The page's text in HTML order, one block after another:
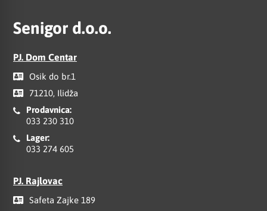
Senigor d.o.o.
PJ. Dom Centar
Osik do br.1
71210, Ilidža
Prodavnica:
033 230 310
Lager:
033 274 605
PJ. Rajlovac
Safeta Zajke 189